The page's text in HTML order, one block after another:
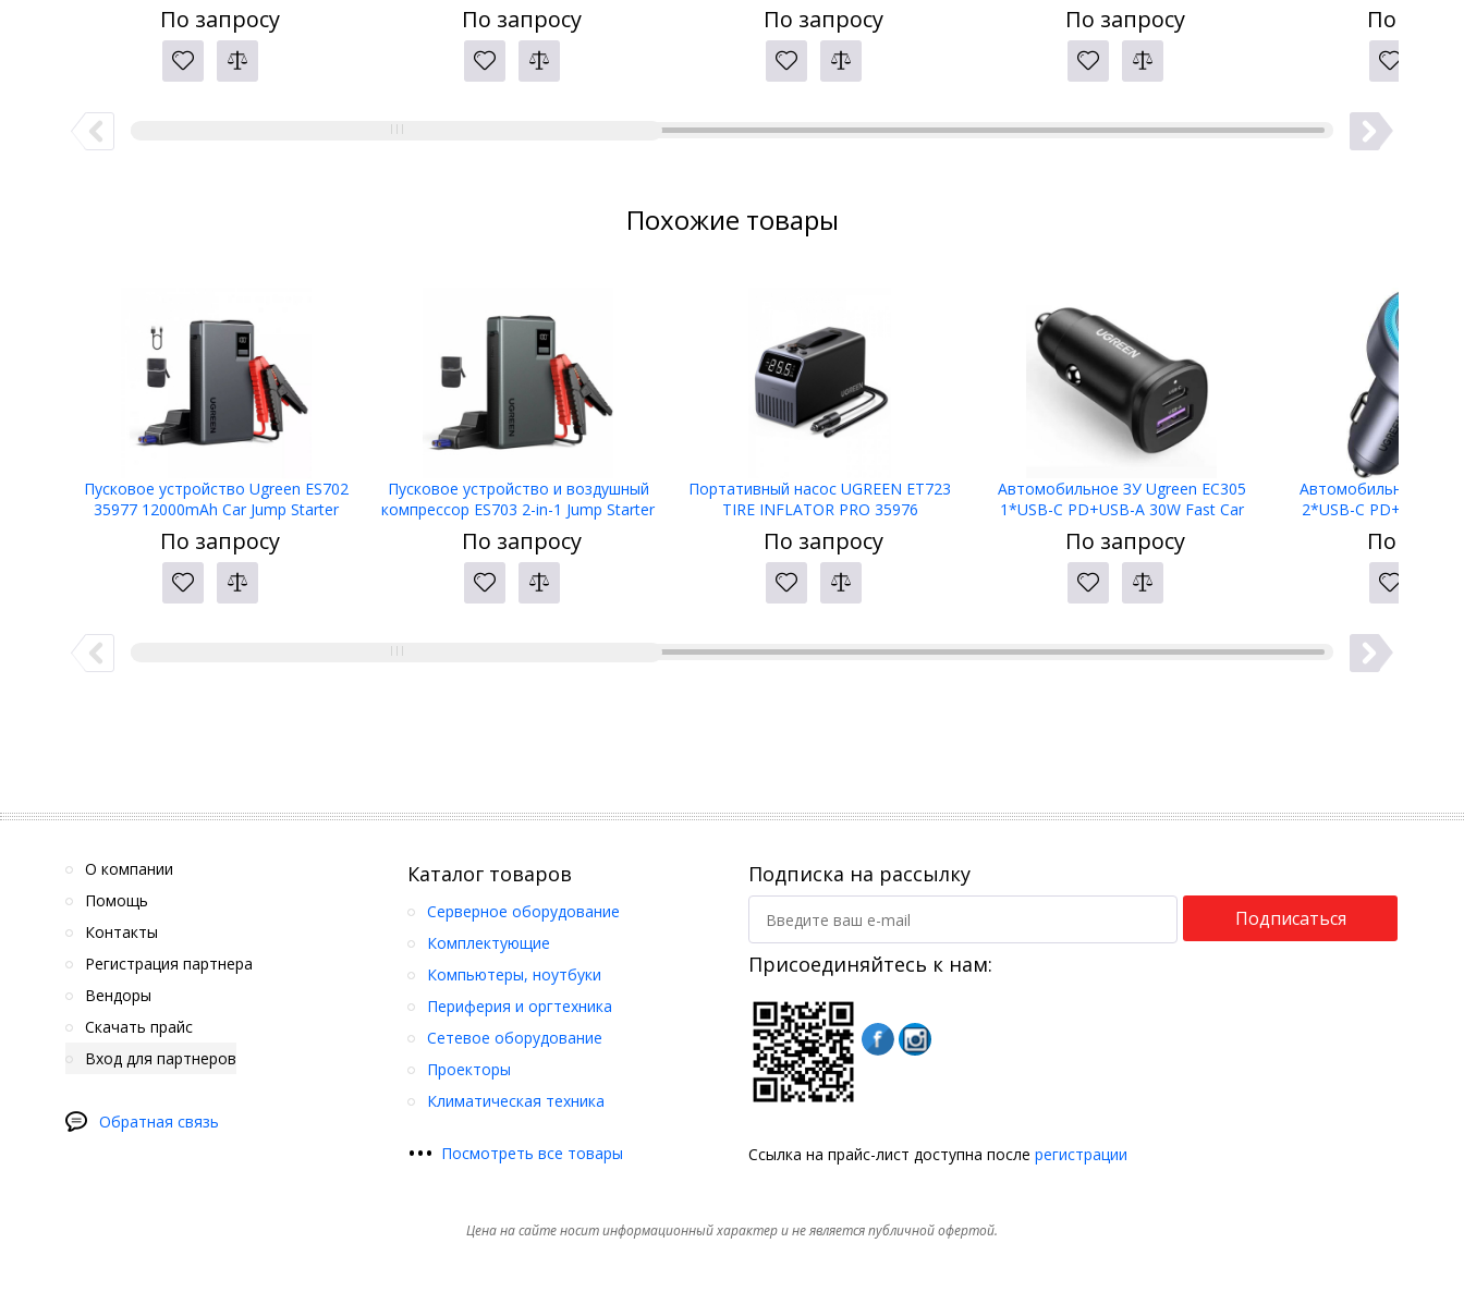
По запросу По запросу По запросу По запросу По
Похожие товары
Пусковое устройство Ugreen ES702
35977 12000mAh Car Jump Starter
По запросу
Пусковое устройство и воздушный
компрессор ES703 2-in-1 Jump Starter
amp; Air Compressor UGREEN
По запросу
Портативный насос UGREEN ET723
TIRE INFLATOR PRO 35976
По запросу
Автомобильное ЗУ Ugreen EC305
1*USB-C PD+USB-A 30W Fast Car
Charger, 25845
По запросу
Автомобильное ЗУ
2*USB-C PD+USB-A
Charger,
По
О компании
Помощь
Контакты
Регистрация партнера
Вендоры
Скачать прайс
Вход для партнеров
Обратная связь
Каталог товаров
Серверное оборудование
Комплектующие
Компьютеры, ноутбуки
Периферия и оргтехника
Сетевое оборудование
Проекторы
Климатическая техника
••• Посмотреть все товары
Подписка на рассылку
Подписаться
Присоединяйтесь к нам:
Ссылка на прайс-лист доступна после регистрации
Цена на сайте носит информационный характер и не является публичной офертой.